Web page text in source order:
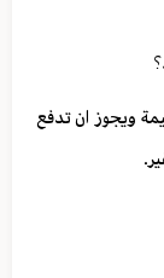
ويجوز ان تدفع